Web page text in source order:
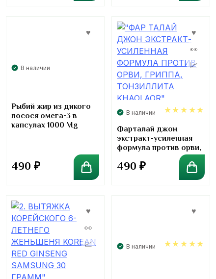
В наличии
Рыбий жир из дикого
лосося омега-3 в
капсулах 1000 Mg
490 ₽
В наличии
5.00
Фарталай джон
экстракт-усиленная
формула против орви,
гриппа, тонзиллита
Khaolaor
490 ₽
В наличии